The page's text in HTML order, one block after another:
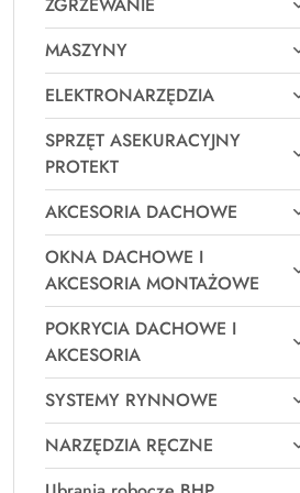
MASZYNY
ELEKTRONARZĘDZIA
SPRZĘT ASEKURACYJNY
PROTEKT
AKCESORIA DACHOWE
OKNA DACHOWE I
AKCESORIA MONTAŻOWE
POKRYCIA DACHOWE I
AKCESORIA
SYSTEMY RYNNOWE
NARZĘDZIA RĘCZNE